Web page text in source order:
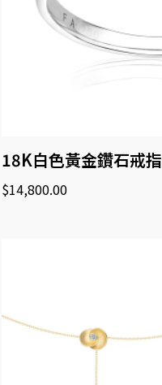
18K白色黃金鑽石戒指
$14,800.00